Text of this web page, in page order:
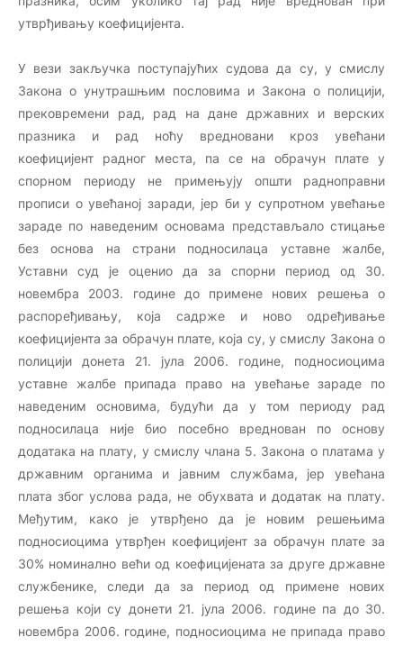
утврђивању коефицијента.
У вези закључка поступајућих судова да су, у смислу
Закона о унутрашњим пословима и Закона о полицији,
прековремени рад, рад на дане државних и верских
празника и рад ноћу вредновани кроз увећани
коефицијент радног места, па се на обрачун плате у
спорном периоду не примењују општи радноправни
прописи о увећаној заради, јер би у супротном увећање
зараде по наведеним основама представљало стицање
без основа на страни подносилаца уставне жалбе,
Уставни суд је оценио да за спорни период од 30.
новембра 2003. године до примене нових решења о
распоређивању, која садрже и ново одређивање
коефицијента за обрачун плате, која су, у смислу Закона о
полицији донета 21. јула 2006. године, подносиоцима
уставне жалбе припада право на увећање зараде по
наведеним основима, будући да у том периоду рад
подносилаца није био посебно вреднован по основу
додатака на плату, у смислу члана 5. Закона о платама у
државним органима и јавним службама, јер увећана
плата због услова рада, не обухвата и додатак на плату.
Међутим, како је утврђено да је новим решењима
подносиоцима утврђен коефицијент за обрачун плате за
30% номинално већи од коефицијената за друге државне
службенике, следи да за период од примене нових
решења који су донети 21. јула 2006. године па до 30.
новембра 2006. године, подносиоцима не припада право